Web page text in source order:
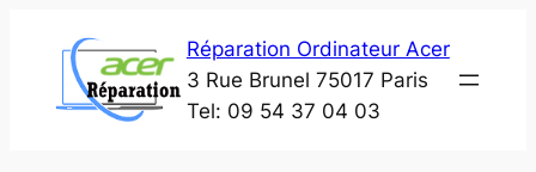
contenu
Réparation Ordinateur Acer
3 Rue Brunel 75017 Paris
Tel: 09 54 37 04 03